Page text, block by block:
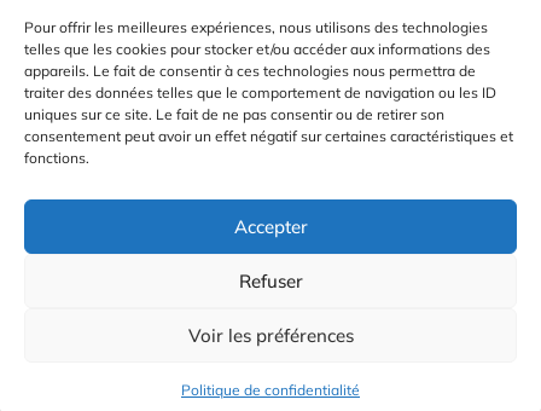
Pour offrir les meilleures expériences, nous utilisons des technologies
telles que les cookies pour stocker et/ou accéder aux informations des
appareils. Le fait de consentir à ces technologies nous permettra de
traiter des données telles que le comportement de navigation ou les ID
uniques sur ce site. Le fait de ne pas consentir ou de retirer son
consentement peut avoir un effet négatif sur certaines caractéristiques et
fonctions.
Accepter
Refuser
Voir les préférences
Politique de confidentialité
Mentions Légales
Plan du site
Gestion des Cookies
© 2026 Radio Calade